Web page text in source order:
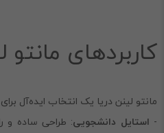
کاربردهای مانتو
مانتو لینن دریا یک انتخاب ایده‌آل
- استایل دانشجویی: طراحی ساده و